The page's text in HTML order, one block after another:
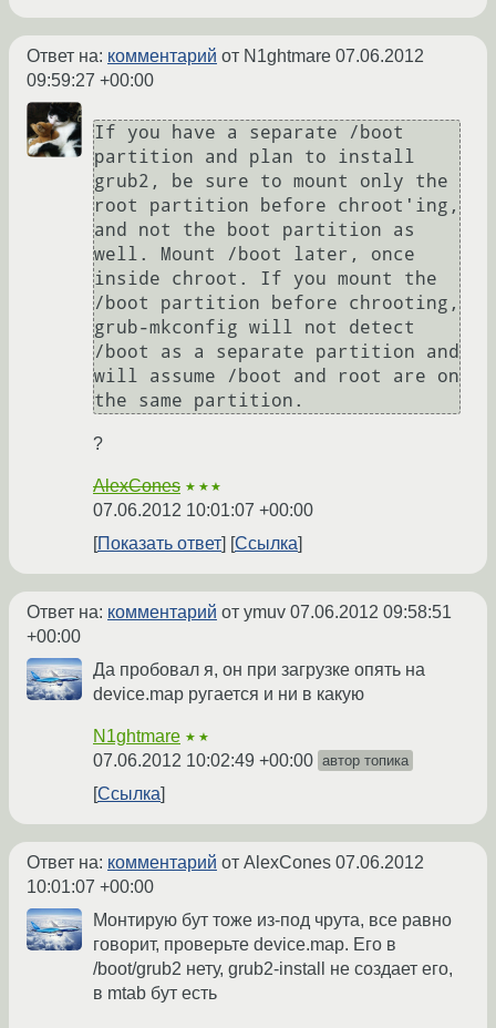
Ответ на: комментарий от N1ghtmare 07.06.2012
09:59:27 +00:00
If you have a separate /boot
partition and plan to install
grub2, be sure to mount only the
root partition before chroot'ing,
and not the boot partition as
well. Mount /boot later, once
inside chroot. If you mount the
/boot partition before chrooting,
grub-mkconfig will not detect
/boot as a separate partition and
will assume /boot and root are on
?
AlexCones ★★★
07.06.2012 10:01:07 +00:00
Показать ответ
Ссылка
Ответ на: комментарий от ymuv 07.06.2012 09:58:51
+00:00
Да пробовал я, он при загрузке опять на
device.map ругается и ни в какую
N1ghtmare ★★
07.06.2012 10:02:49 +00:00 автор топика
Ссылка
Ответ на: комментарий от AlexCones 07.06.2012
10:01:07 +00:00
Монтирую бут тоже из-под чрута, все равно
говорит, проверьте device.map. Его в
/boot/grub2 нету, grub2-install не создает его,
в mtab бут есть